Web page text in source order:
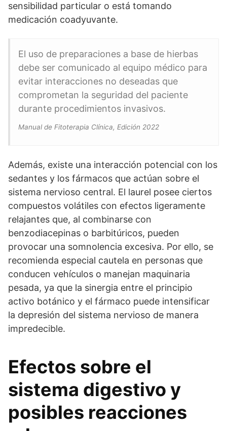
sensibilidad particular o está tomando
medicación coadyuvante.
El uso de preparaciones a base de hierbas
debe ser comunicado al equipo médico para
evitar interacciones no deseadas que
comprometan la seguridad del paciente
durante procedimientos invasivos.
Manual de Fitoterapia Clínica, Edición 2022
Además, existe una interacción potencial con los
sedantes y los fármacos que actúan sobre el
sistema nervioso central. El laurel posee ciertos
compuestos volátiles con efectos ligeramente
relajantes que, al combinarse con
benzodiacepinas o barbitúricos, pueden
provocar una somnolencia excesiva. Por ello, se
recomienda especial cautela en personas que
conducen vehículos o manejan maquinaria
pesada, ya que la sinergia entre el principio
activo botánico y el fármaco puede intensificar
la depresión del sistema nervioso de manera
impredecible.
Efectos sobre el
sistema digestivo y
posibles reacciones